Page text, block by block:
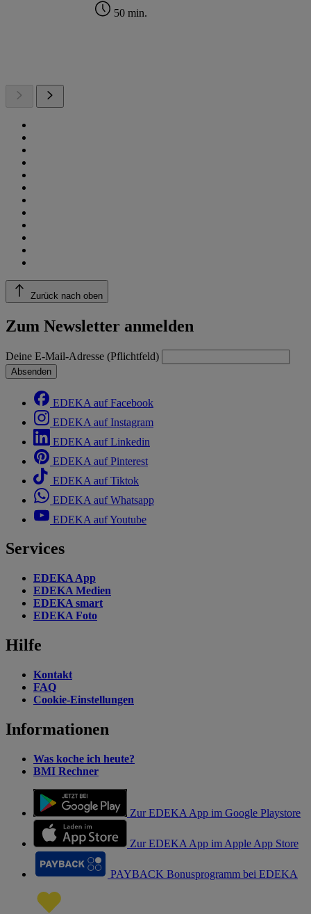
50 min.
Zurück nach oben
Zum Newsletter anmelden
Deine E-Mail-Adresse (Pflichtfeld)
Absenden
EDEKA auf Facebook
EDEKA auf Instagram
EDEKA auf Linkedin
EDEKA auf Pinterest
EDEKA auf Tiktok
EDEKA auf Whatsapp
EDEKA auf Youtube
Services
EDEKA App
EDEKA Medien
EDEKA smart
EDEKA Foto
Hilfe
Kontakt
FAQ
Cookie-Einstellungen
Informationen
Was koche ich heute?
BMI Rechner
Zur EDEKA App im Google Playstore
Zur EDEKA App im Apple App Store
PAYBACK Bonusprogramm bei EDEKA